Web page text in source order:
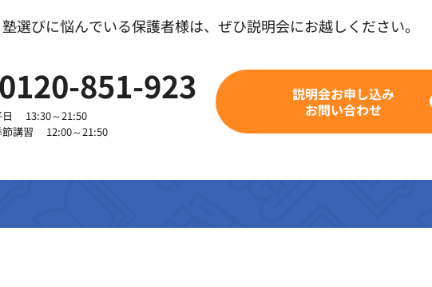
塾選びに悩んでいる保護者様は、 ぜひ説明会にお越しください。
0120-851-923
日 13:30～21:50
節講習 12:00～21:50
説明会お申し込み
お問い合わせ